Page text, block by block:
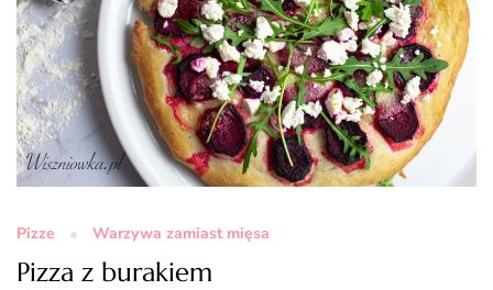
Pizze Warzywa zamiast mięsa
Pizza z burakiem